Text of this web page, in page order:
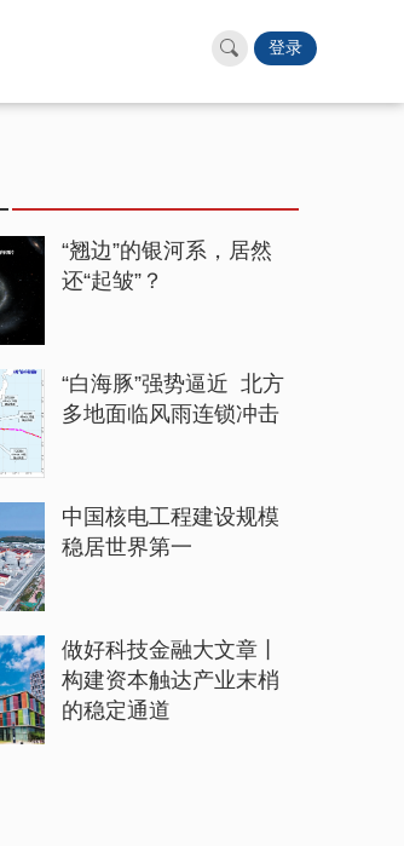
登录
“翘边”的银河系，居然
还“起皱”？
“白海豚”强势逼近 北方
多地面临风雨连锁冲击
中国核电工程建设规模
稳居世界第一
做好科技金融大文章丨
构建资本触达产业末梢
的稳定通道